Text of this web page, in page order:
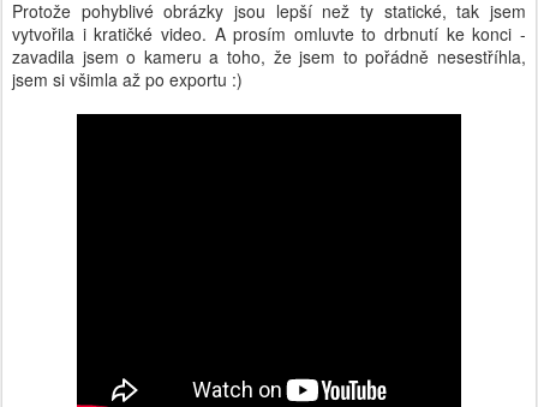
Protože pohyblivé obrázky jsou lepší než ty statické, tak jsem
vytvořila i kratičké video. A prosím omluvte to drbnutí ke konci -
zavadila jsem o kameru a toho, že jsem to pořádně nesestříhla,
jsem si všimla až po exportu :)